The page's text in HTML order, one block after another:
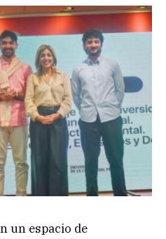
un espacio de